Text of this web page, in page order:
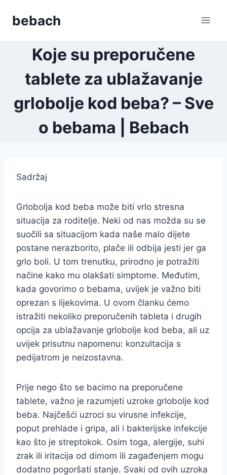
bebach
Koje su preporučene
tablete za ublažavanje
grlobolje kod beba? – Sve
o bebama | Bebach
Sadržaj
Grlobolja kod beba može biti vrlo stresna
situacija za roditelje. Neki od nas možda su se
suočili sa situacijom kada naše malo dijete
postane nerazborito, plače ili odbija jesti jer ga
grlo boli. U tom trenutku, prirodno je potražiti
načine kako mu olakšati simptome. Međutim,
kada govorimo o bebama, uvijek je važno biti
oprezan s lijekovima. U ovom članku ćemo
istražiti nekoliko preporučenih tableta i drugih
opcija za ublažavanje grlobolje kod beba, ali uz
uvijek prisutnu napomenu: konzultacija s
pedijatrom je neizostavna.
Prije nego što se bacimo na preporučene
tablete, važno je razumjeti uzroke grlobolje kod
beba. Najčešći uzroci su virusne infekcije,
poput prehlade i gripa, ali i bakterijske infekcije
kao što je streptokok. Osim toga, alergije, suhi
zrak ili iritacija od dimom ili zagađenjem mogu
dodatno pogoršati stanje. Svaki od ovih uzroka